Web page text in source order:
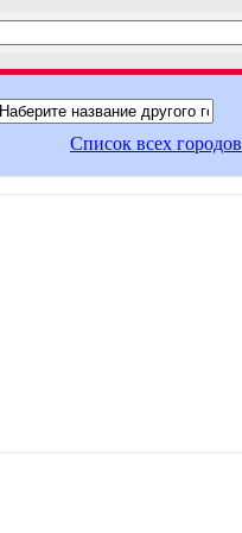
Список всех городов